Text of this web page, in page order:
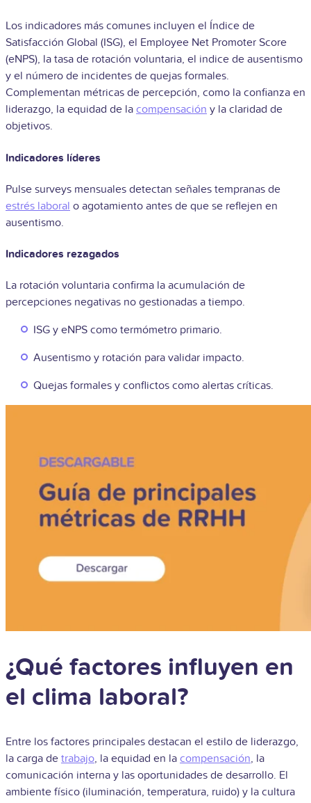
Los indicadores más comunes incluyen el Índice de
Satisfacción Global (ISG), el Employee Net Promoter Score
(eNPS), la tasa de rotación voluntaria, el indice de ausentismo
y el número de incidentes de quejas formales.
Complementan métricas de percepción, como la confianza en
liderazgo, la equidad de la compensación y la claridad de
objetivos.
Indicadores líderes
Pulse surveys mensuales detectan señales tempranas de
estrés laboral o agotamiento antes de que se reflejen en
ausentismo.
Indicadores rezagados
La rotación voluntaria confirma la acumulación de
percepciones negativas no gestionadas a tiempo.
ISG y eNPS como termómetro primario.
Ausentismo y rotación para validar impacto.
Quejas formales y conflictos como alertas críticas.
¿Qué factores influyen en
el clima laboral?
Entre los factores principales destacan el estilo de liderazgo,
la carga de trabajo, la equidad en la compensación, la
comunicación interna y las oportunidades de desarrollo. El
ambiente físico (iluminación, temperatura, ruido) y la cultura